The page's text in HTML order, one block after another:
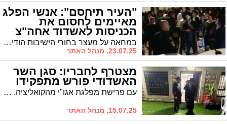
"העיר תיחסם": אנשי הפלג
מאיימים לחסום את
הכניסות לאשדוד אחה"צ
במחאה על מעצר בחורי הישיבות הודיע היום 'הפלג' כי אנשיו יחסמו את עורקי התנועה המרכזים בארץ. בין היתר צפויות להיחסם הכניסות לאשדוד. האם ראש העיר יצליח להפעיל את השפעתו שוב על 'הפלג' ולמנוע את ההפגנות בסמוך לעיר?
23.07.25, מנהל האתר
מצטרף לחבריו: סגן השר
האשדודי פורש מתפקידו
עם פרישת מפלגת אגו"י מהקואליציה, מודיע גם סגן שר התרבות הרב יעקב טסלר על פרישתו 'לאור החלטת מועצת גדולי התורה'
15.07.25, מנהל האתר